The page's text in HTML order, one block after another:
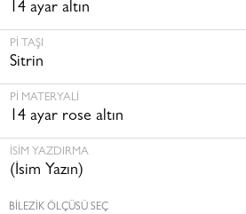
14 ayar altın
PI TAŞI
Sitrin
PI MATERYALI
14 ayar rose altın
İSİM YAZDIRMA
(İsim Yazın)
BİLEZİK ÖLÇÜSÜ SEÇ